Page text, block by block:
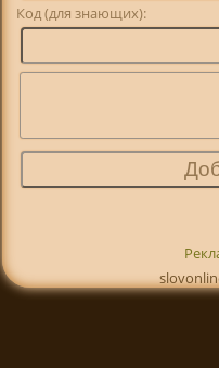
Код (для знающих):